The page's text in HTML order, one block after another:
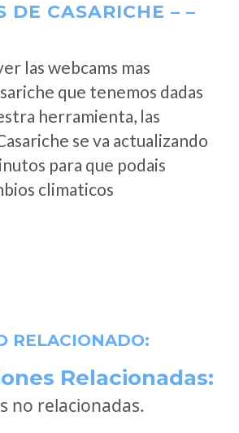
DE CASARICHE – –
las webcams mas
que tenemos dadas
herramienta, las
se va actualizando
para que podais
climaticos
RELACIONADO:
Relacionadas:
no relacionadas.